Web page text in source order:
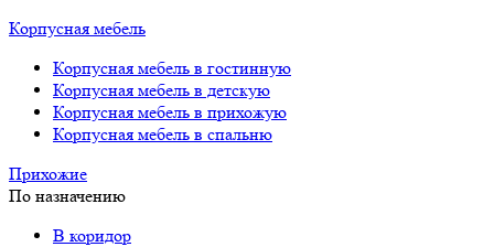
Корпусная мебель
Корпусная мебель в гостинную
Корпусная мебель в детскую
Корпусная мебель в прихожую
Корпусная мебель в спальню
Прихожие
По назначению
В коридор